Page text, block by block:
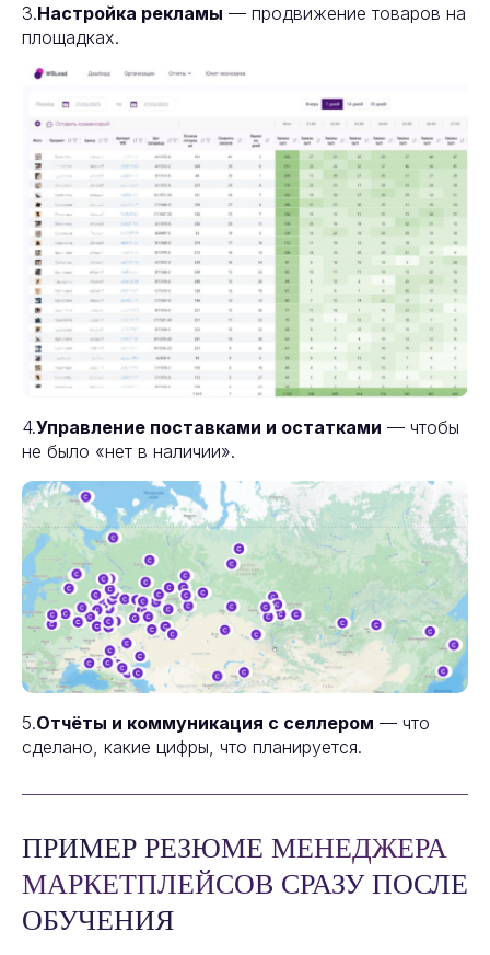
3.Настройка рекламы — продвижение товаров на
площадках.
4.Управление поставками и остатками — чтобы
не было «нет в наличии».
5.Отчёты и коммуникация с селлером — что
сделано, какие цифры, что планируется.
ПРИМЕР РЕЗЮМЕ МЕНЕДЖЕРА
МАРКЕТПЛЕЙСОВ СРАЗУ ПОСЛЕ
ОБУЧЕНИЯ